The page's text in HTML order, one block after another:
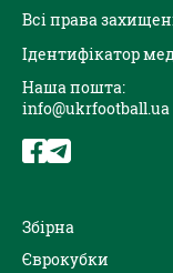
Всі права
Ідентифікатор
Наша пошта:
info@ukrfootball.ua
Збірна
Єврокубки